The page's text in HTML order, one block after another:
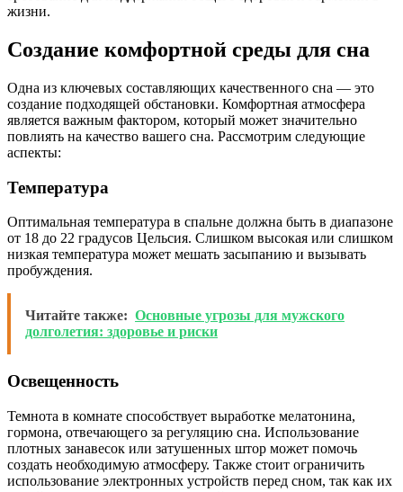
жизни.
Создание комфортной среды для сна
Одна из ключевых составляющих качественного сна — это
создание подходящей обстановки. Комфортная атмосфера
является важным фактором, который может значительно
повлиять на качество вашего сна. Рассмотрим следующие
аспекты:
Температура
Оптимальная температура в спальне должна быть в диапазоне
от 18 до 22 градусов Цельсия. Слишком высокая или слишком
низкая температура может мешать засыпанию и вызывать
пробуждения.
Читайте также: Основные угрозы для мужского
долголетия: здоровье и риски
Освещенность
Темнота в комнате способствует выработке мелатонина,
гормона, отвечающего за регуляцию сна. Использование
плотных занавесок или затушенных штор может помочь
создать необходимую атмосферу. Также стоит ограничить
использование электронных устройств перед сном, так как их